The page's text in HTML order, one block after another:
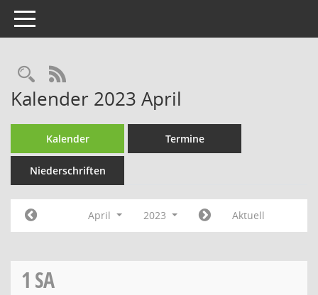
Toggle navigation
Rechercheauswahl
RSS-Feed
Kalender 2023 April
Kalender Termine
Niederschriften
April 2023 Aktuell
1 SA